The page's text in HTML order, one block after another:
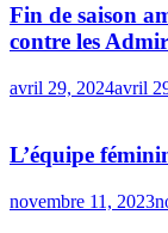
Fin de saison
contre les
avril 29, 2024avril
L’équipe
novembre 11, 2023